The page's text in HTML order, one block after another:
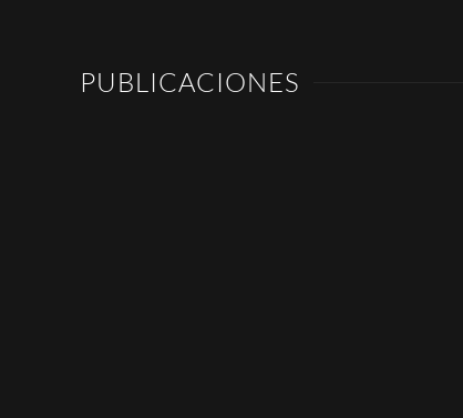
PUBLICACIONES